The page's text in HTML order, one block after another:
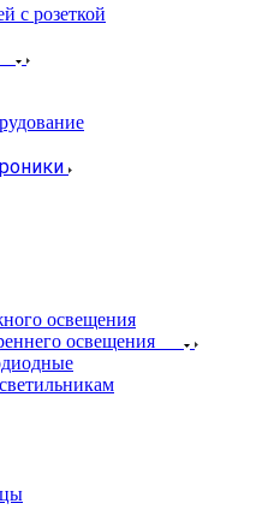
с розеткой
освещения
освещения